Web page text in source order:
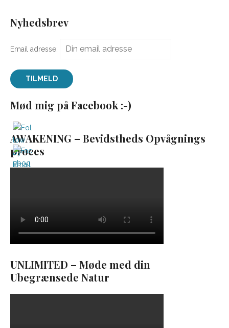
o
o
t
e
Nyhedsbrev
Email adresse:
Mød mig på Facebook :-)
AWAKENING – Bevidstheds Opvågnings
proces
UNLIMITED – Møde med din
Ubegrænsede Natur